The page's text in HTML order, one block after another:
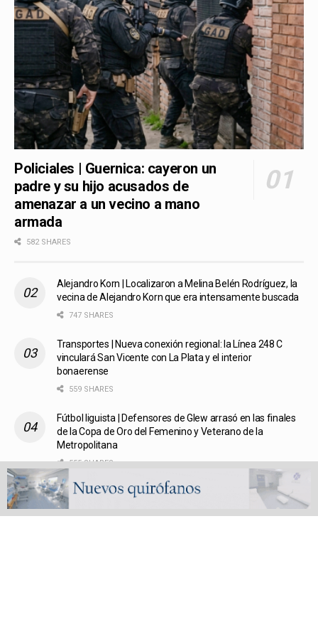
Policiales | Guernica: cayeron un
padre y su hijo acusados de
amenazar a un vecino a mano
armada
582 SHARES
Alejandro Korn | Localizaron a Melina Belén Rodríguez, la
vecina de Alejandro Korn que era intensamente buscada
747 SHARES
Transportes | Nueva conexión regional: la Línea 248 C
vinculará San Vicente con La Plata y el interior
bonaerense
559 SHARES
Fútbol liguista | Defensores de Glew arrasó en las finales
de la Copa de Oro del Femenino y Veterano de la
Metropolitana
555 SHARES
San Vicente, un Pueblo, un Partido | Capítulo 3: El traslado
del pueblo de San Vicente